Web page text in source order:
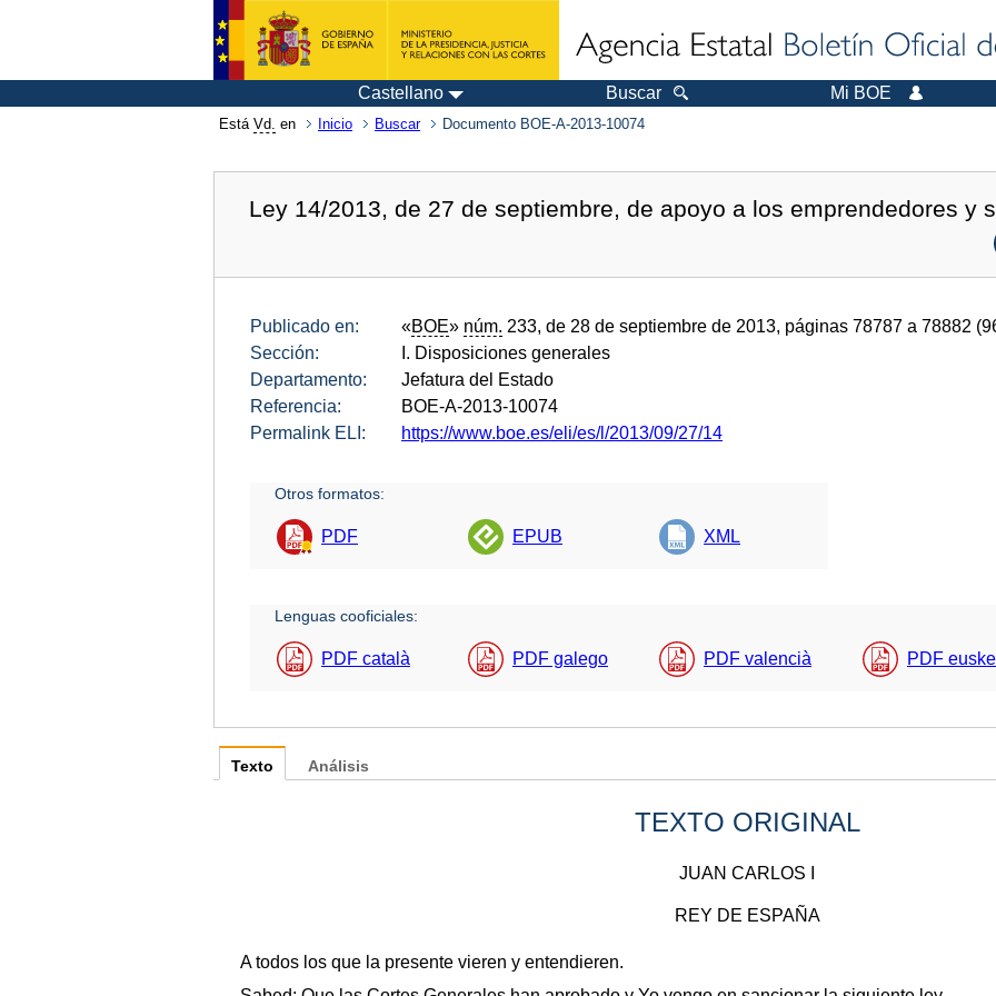
Castellano Buscar Mi BOE
Está Vd. en Inicio Buscar Documento BOE-A-2013-10074
Ley 14/2013, de 27 de septiembre, de apoyo a los emprendedores y
Publicado en: «BOE» núm. 233, de 28 de septiembre de 2013, páginas 78787 a 78882
Sección:
I. Disposiciones generales
Departamento:
Jefatura del Estado
Referencia:
BOE-A-2013-10074
Permalink ELI:
https://www.boe.es/eli/es/l/2013/09/27/14
Otros formatos:
PDF EPUB XML
Lenguas cooficiales:
PDF català PDF galego PDF valencià PDF
Texto
TEXTO ORIGINAL
JUAN CARLOS I
REY DE ESPAÑA
A todos los que la presente vieren y entendieren.
Análisis